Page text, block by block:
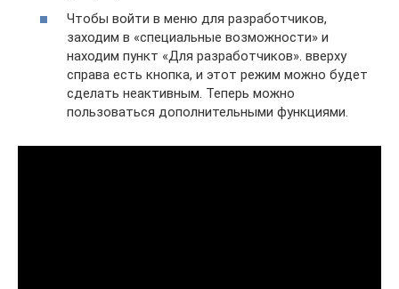
Чтобы войти в меню для разработчиков,
заходим в «специальные возможности» и
находим пункт «Для разработчиков». вверху
справа есть кнопка, и этот режим можно будет
сделать неактивным. Теперь можно
пользоваться дополнительными функциями.